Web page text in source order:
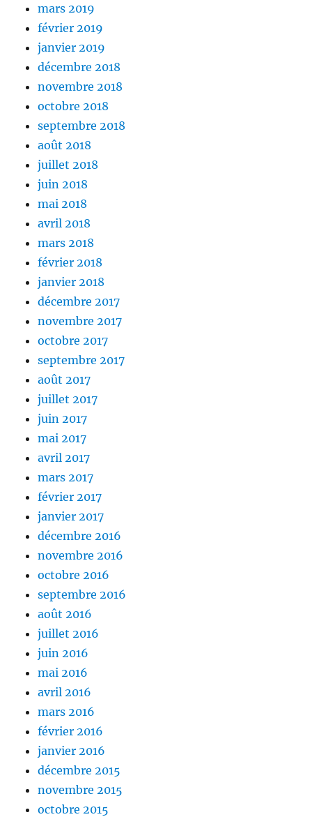
mars 2019
février 2019
janvier 2019
décembre 2018
novembre 2018
octobre 2018
septembre 2018
août 2018
juillet 2018
juin 2018
mai 2018
avril 2018
mars 2018
février 2018
janvier 2018
décembre 2017
novembre 2017
octobre 2017
septembre 2017
août 2017
juillet 2017
juin 2017
mai 2017
avril 2017
mars 2017
février 2017
janvier 2017
décembre 2016
novembre 2016
octobre 2016
septembre 2016
août 2016
juillet 2016
juin 2016
mai 2016
avril 2016
mars 2016
février 2016
janvier 2016
décembre 2015
novembre 2015
octobre 2015